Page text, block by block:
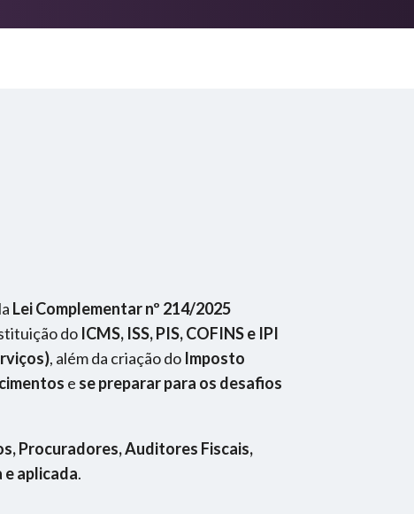
Lei Complementar nº 214/2025
do ICMS, ISS, PIS, COFINS e IPI
, além da criação do Imposto
e se preparar para os desafios
Procuradores, Auditores Fiscais,
aplicada.